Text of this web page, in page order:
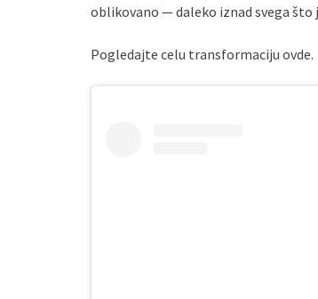
oblikovano — daleko iznad svega što
Pogledajte celu transformaciju ovde.